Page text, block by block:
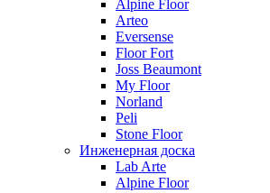
Alpine Floor
Arteo
Eversense
Floor Fort
Joss Beaumont
My Floor
Norland
Peli
Stone Floor
Инженерная доска
Lab Arte
Alpine Floor